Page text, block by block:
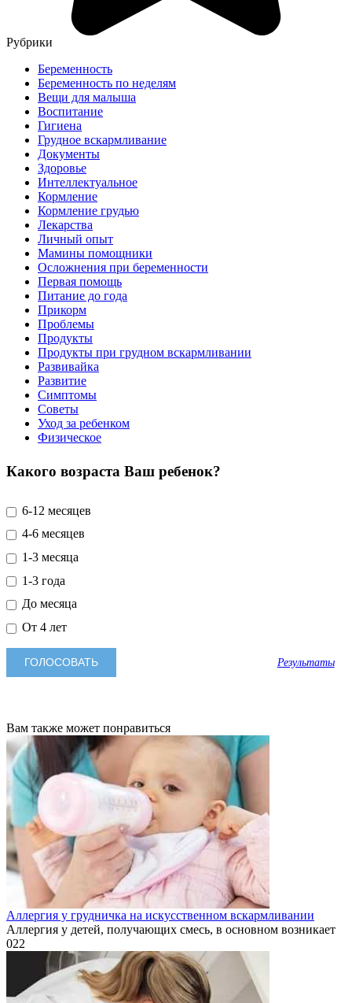
Рубрики
Беременность
Беременность по неделям
Вещи для малыша
Воспитание
Гигиена
Грудное вскармливание
Документы
Здоровье
Интеллектуальное
Кормление
Кормление грудью
Лекарства
Личный опыт
Мамины помощники
Осложнения при беременности
Первая помощь
Питание до года
Прикорм
Проблемы
Продукты
Продукты при грудном вскармливании
Развивайка
Развитие
Симптомы
Советы
Уход за ребенком
Физическое
Какого возраста Ваш ребенок?
6-12 месяцев
4-6 месяцев
1-3 месяца
1-3 года
До месяца
От 4 лет
Результаты
Вам также может понравиться
Аллергия у грудничка на искусственном вскармливании
Аллергия у детей, получающих смесь, в основном возникает
022